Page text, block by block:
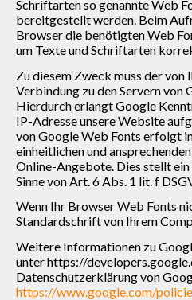
Schriftarten so genannte Web
bereitgestellt werden. Beim
Browser die benötigten Web
um Texte und Schriftarten
Zu diesem Zweck muss der
Verbindung zu den Servern von
Hierdurch erlangt Google
IP-Adresse unsere Website
von Google Web Fonts erfolgt
einheitlichen und
Online-Angebote. Dies stellt
Sinne von Art. 6 Abs. 1 lit. f
Wenn Ihr Browser Web Fonts
Standardschrift von Ihrem
Weitere Informationen zu
unter https://
Datenschutzerklärung von
https://www.google.com/